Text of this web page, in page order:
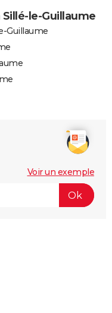
le-Guillaume
Guillaume
Voir un exemple